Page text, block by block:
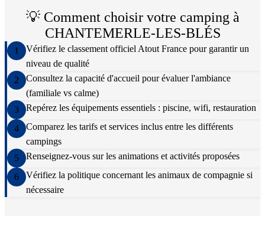
💡 Comment choisir votre camping à
CHANTEMERLE-LES-BLÉS
1
Vérifiez le classement officiel Atout France pour garantir un
niveau de qualité
2
Consultez la capacité d'accueil pour évaluer l'ambiance
(familiale vs calme)
3
Repérez les équipements essentiels : piscine, wifi, restauration
4
Comparez les tarifs et services inclus entre les différents
campings
5
Renseignez-vous sur les animations et activités proposées
6
Vérifiez la politique concernant les animaux de compagnie si
nécessaire